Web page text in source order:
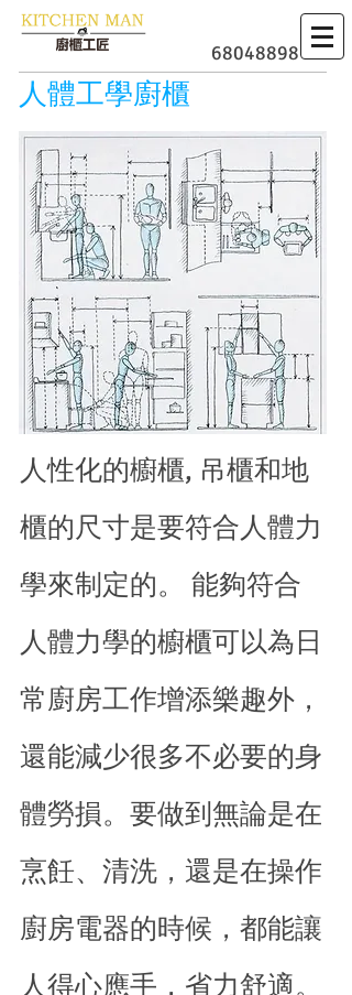
​廚櫃
68048898
人體工學廚櫃
人性化的櫥櫃, 吊櫃和地
櫃的尺寸是要符合人體力
學來制定的。 能夠符合
人體力學的櫥櫃可以為日
常廚房工作增添樂趣外，
還能減少很多不必要的身
體勞損。要做到無論是在
烹飪、清洗，還是在操作
廚房電器的時候，都能讓
人得心應手，省力舒適。